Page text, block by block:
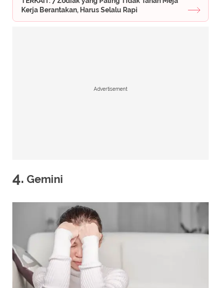
Kerja Berantakan, Harus Selalu Rapi
Advertisement
4. Gemini